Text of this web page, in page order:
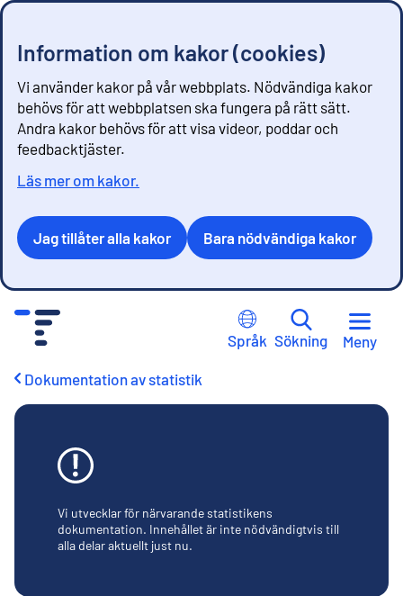
Information om kakor (cookies)
Vi använder kakor på vår webbplats. Nödvändiga kakor
behövs för att webbplatsen ska fungera på rätt sätt.
Andra kakor behövs för att visa videor, poddar och
feedbacktjäster.
Läs mer om kakor.
Jag tillåter alla kakor Bara nödvändiga kakor
Språk Sökning Meny
Dokumentation av statistik
Vi utvecklar för närvarande statistikens
dokumentation. Innehållet är inte nödvändigtvis till
alla delar aktuellt just nu.